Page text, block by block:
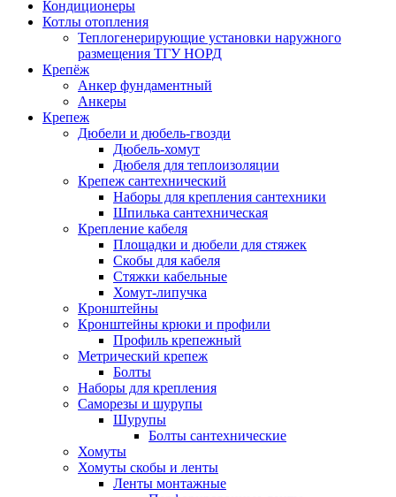
Кондиционеры
Котлы отопления
Теплогенерирующие установки наружного
размещения ТГУ НОРД
Крепёж
Анкер фундаментный
Анкеры
Крепеж
Дюбели и дюбель-гвозди
Дюбель-хомут
Дюбеля для теплоизоляции
Крепеж сантехнический
Наборы для крепления сантехники
Шпилька сантехническая
Крепление кабеля
Площадки и дюбели для стяжек
Скобы для кабеля
Стяжки кабельные
Хомут-липучка
Кронштейны
Кронштейны крюки и профили
Профиль крепежный
Метрический крепеж
Болты
Наборы для крепления
Саморезы и шурупы
Шурупы
Болты сантехнические
Хомуты
Хомуты скобы и ленты
Ленты монтажные